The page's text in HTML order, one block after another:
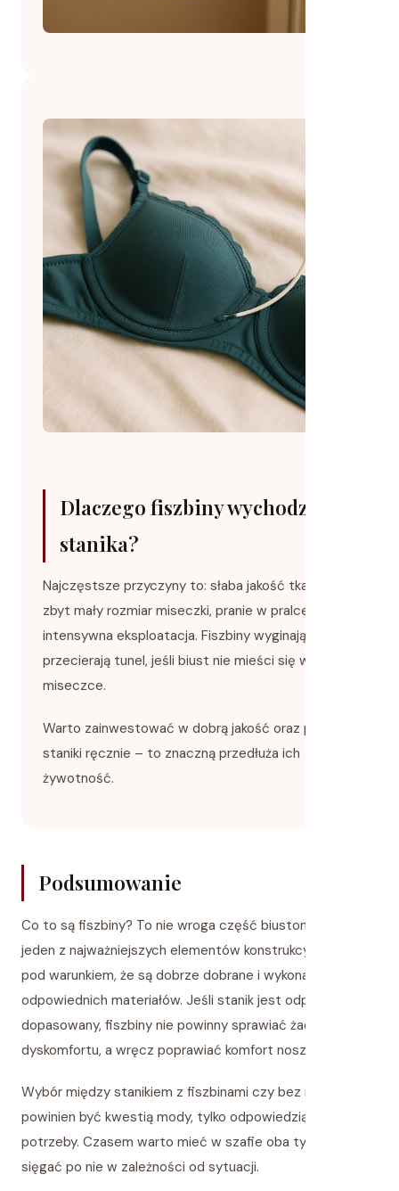
Dlaczego fiszbiny wychodzą ze
stanika?
Najczęstsze przyczyny to: słaba jakość tkaniny,
zbyt mały rozmiar miseczki, pranie w pralce lub
intensywna eksploatacja. Fiszbiny wyginają się i
przecierają tunel, jeśli biust nie mieści się w
miseczce.
Warto zainwestować w dobrą jakość oraz prać
staniki ręcznie – to znaczną przedłuża ich
żywotność.
Podsumowanie
Co to są fiszbiny? To nie wroga część biustonosza, a
jeden z najważniejszych elementów konstrukcyjnych –
pod warunkiem, że są dobrze dobrane i wykonane z
odpowiednich materiałów. Jeśli stanik jest odpowiednio
dopasowany, fiszbiny nie powinny sprawiać żadnego
dyskomfortu, a wręcz poprawiać komfort noszenia.
Wybór między stanikiem z fiszbinami czy bez nie
powinien być kwestią mody, tylko odpowiedzią na Twoje
potrzeby. Czasem warto mieć w szafie oba typy – i
sięgać po nie w zależności od sytuacji.